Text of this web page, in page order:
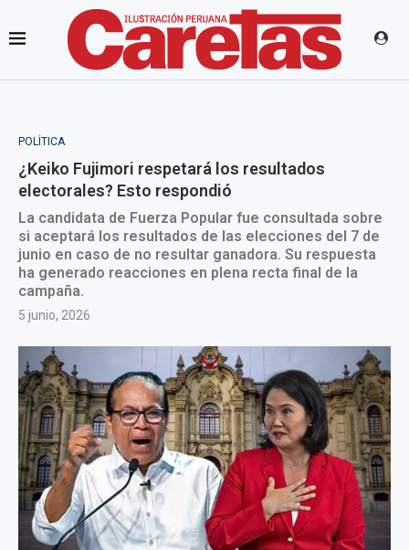
POLÍTICA
¿Keiko Fujimori respetará los resultados
electorales? Esto respondió
La candidata de Fuerza Popular fue consultada sobre
si aceptará los resultados de las elecciones del 7 de
junio en caso de no resultar ganadora. Su respuesta
ha generado reacciones en plena recta final de la
campaña.
5 junio, 2026